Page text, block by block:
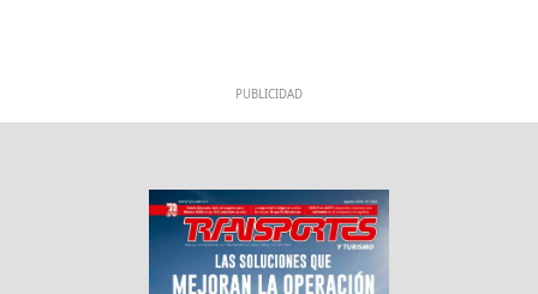
PUBLICIDAD